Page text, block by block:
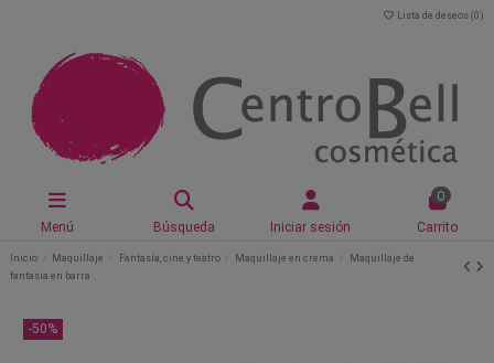
Lista de deseos (0 )
Menú Búsqueda Iniciar sesión
0
Carrito
Inicio Maquillaje Fantasía, cine y teatro Maquillaje en crema
Maquillaje de
fantasia en barra
-50%